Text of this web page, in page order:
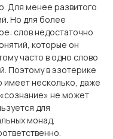
Для менее развитого
Но для более
слов недостаточно
которые он
часто в одно слово
Поэтому в эзотерике
имеет несколько, даже
не может
для
монад,